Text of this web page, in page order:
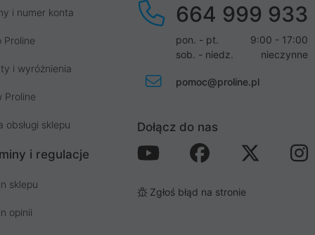
i numer konta
Proline
i wyróżnienia
Proline
obsługi sklepu
i regulacje
sklepu
opinii
664 999 933
pon. - pt.
9:00 - 17:00
sob. - niedz.
nieczynne
pomoc@proline.pl
Dołącz do nas
Zgłoś błąd na stronie